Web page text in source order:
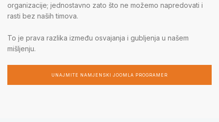
organizacije; jednostavno zato što ne možemo napredovati i
rasti bez naših timova.
To je prava razlika između osvajanja i gubljenja u našem
mišljenju.
UNAJMITE NAMJENSKI JOOMLA PROGRAMER